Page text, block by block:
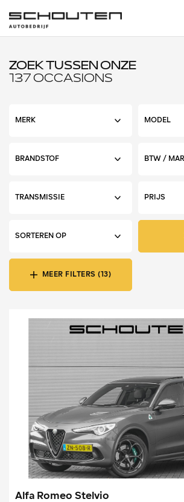
ZOEK TUSSEN ONZE
137 OCCASIONS
MEER FILTERS (13)
Alfa Romeo Stelvio